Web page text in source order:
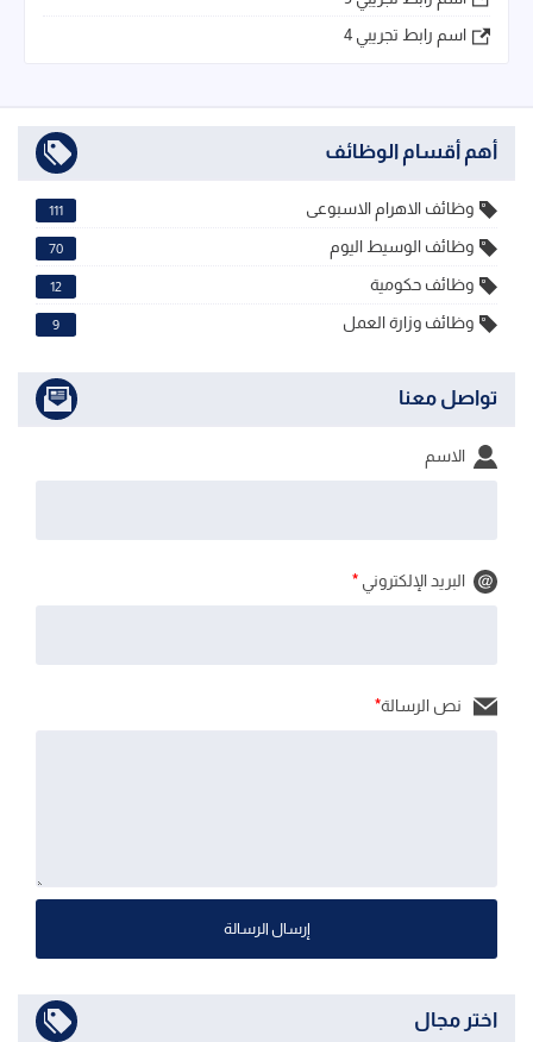
اسم رابط تجريبي 4
أهم أقسام الوظائف
وظائف الاهرام الاسبوعى 111
وظائف الوسيط اليوم 70
وظائف حكومية 12
وظائف وزارة العمل 9
تواصل معنا
الاسم
البريد الإلكتروني *
نص الرسالة*
إرسال الرسالة
اختر مجال